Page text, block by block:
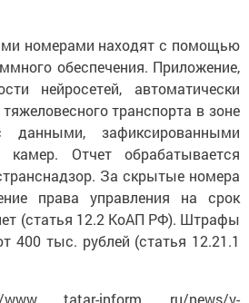
номерами находят с помощью
обеспечения. Приложение,
нейросетей, автоматически
транспорта в зоне
данными, зафиксированными
Отчет обрабатывается
За скрытые номера
права управления на срок
(статья 12.2 КоАП РФ). Штрафы
400 тыс. рублей (статья 12.21.1
tatar-inform. ru/news/v-